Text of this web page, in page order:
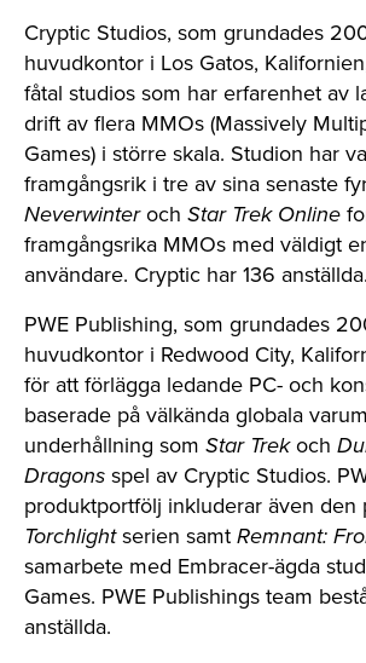
Cryptic Studios, som grundades
huvudkontor i Los Gatos,
fåtal studios som har erfarenhet av
drift av flera MMOs (Massively
Games) i större skala. Studion har
framgångsrik i tre av sina senaste
Neverwinteroch Star Trek Online
framgångsrika MMOs med väldigt
användare. Cryptic har 136 anställda.
PWE Publishing, som grundades
huvudkontor i Redwood City,
för att förlägga ledande PC- och
baserade på välkända globala
underhållning som Star Trekoch
Dragonsspel av Cryptic Studios.
produktportfölj inkluderar även den
Torchlightserien samtRemnant:
samarbete med Embracer-ägda
Games. PWE Publishings team
anställda.